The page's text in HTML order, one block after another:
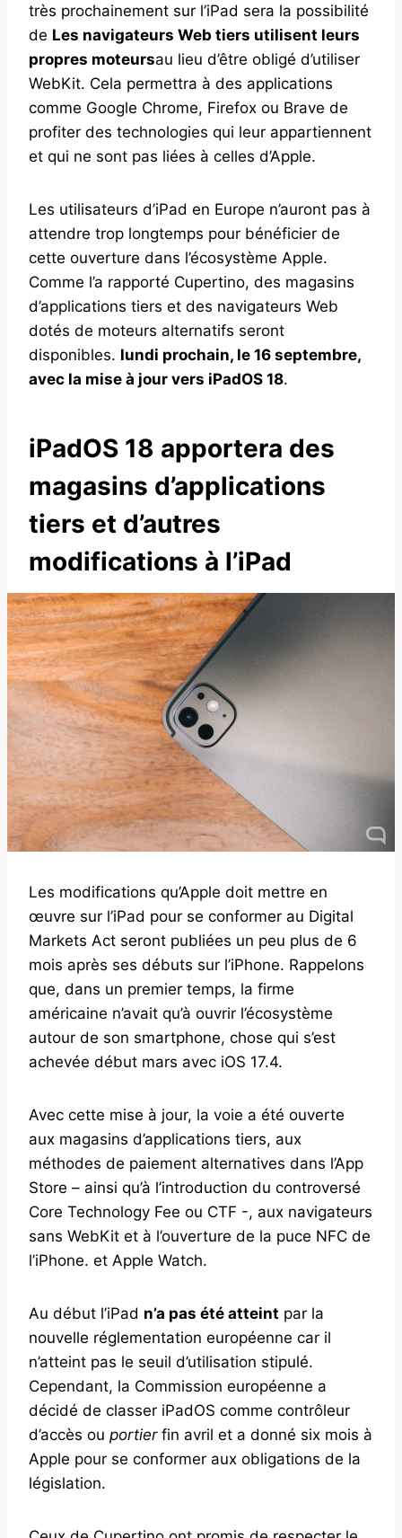
très prochainement sur l’iPad sera la possibilité
de Les navigateurs Web tiers utilisent leurs
propres moteursau lieu d’être obligé d’utiliser
WebKit. Cela permettra à des applications
comme Google Chrome, Firefox ou Brave de
profiter des technologies qui leur appartiennent
et qui ne sont pas liées à celles d’Apple.
Les utilisateurs d’iPad en Europe n’auront pas à
attendre trop longtemps pour bénéficier de
cette ouverture dans l’écosystème Apple.
Comme l’a rapporté Cupertino, des magasins
d’applications tiers et des navigateurs Web
dotés de moteurs alternatifs seront
disponibles. lundi prochain, le 16 septembre,
avec la mise à jour vers iPadOS 18.
iPadOS 18 apportera des
magasins d’applications
tiers et d’autres
modifications à l’iPad
Les modifications qu’Apple doit mettre en
œuvre sur l’iPad pour se conformer au Digital
Markets Act seront publiées un peu plus de 6
mois après ses débuts sur l’iPhone. Rappelons
que, dans un premier temps, la firme
américaine n’avait qu’à ouvrir l’écosystème
autour de son smartphone, chose qui s’est
achevée début mars avec iOS 17.4.
Avec cette mise à jour, la voie a été ouverte
aux magasins d’applications tiers, aux
méthodes de paiement alternatives dans l’App
Store – ainsi qu’à l’introduction du controversé
Core Technology Fee ou CTF -, aux navigateurs
sans WebKit et à l’ouverture de la puce NFC de
l’iPhone. et Apple Watch.
Au début l’iPad n’a pas été atteint par la
nouvelle réglementation européenne car il
n’atteint pas le seuil d’utilisation stipulé.
Cependant, la Commission européenne a
décidé de classer iPadOS comme contrôleur
d’accès ou portierfin avril et a donné six mois à
Apple pour se conformer aux obligations de la
législation.